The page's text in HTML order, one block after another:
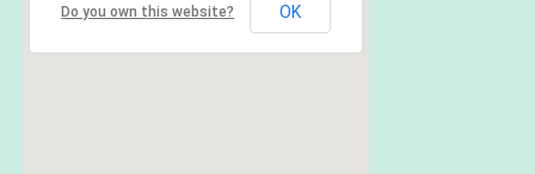
Do you own this website? OK